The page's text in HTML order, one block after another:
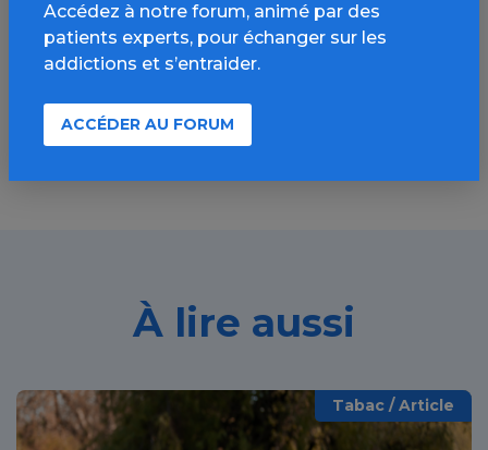
bonnes pratiques, FAQ, annuaires,
ressources, actualités...
Découvrir
À lire aussi
Tabac / Article
Accédez à notre forum, animé par des
patients experts, pour échanger sur les
addictions et s’entraider.
ACCÉDER AU FORUM